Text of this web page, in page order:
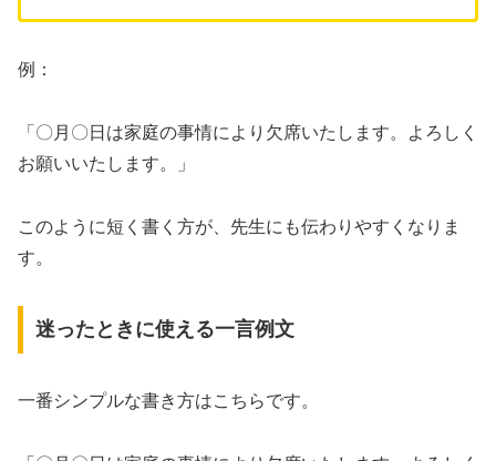
例：
「〇月〇日は家庭の事情により欠席いたします。よろしく
お願いいたします。」
このように短く書く方が、先生にも伝わりやすくなりま
す。
迷ったときに使える一言例文
一番シンプルな書き方はこちらです。